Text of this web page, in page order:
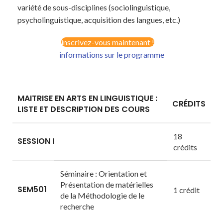
variété de sous-disciplines (sociolinguistique,
psycholinguistique, acquisition des langues, etc.)
inscrivez-vous maintenant !
informations sur le programme
MAITRISE EN ARTS EN LINGUISTIQUE :
LISTE ET DESCRIPTION DES COURS
CRÉDITS
SESSION I
18
crédits
SEM501
Séminaire : Orientation et
Présentation de matérielles
de la Méthodologie de le
recherche
1 crédit